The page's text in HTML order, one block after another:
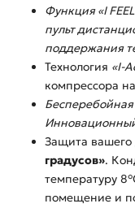
Функция «I
пульт
поддержания
Технология «I-
компрессора
Защита вашего
градусов».
температуру
помещение и